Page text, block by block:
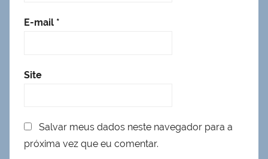
E-mail *
Site
Salvar meus dados neste navegador para a
próxima vez que eu comentar.